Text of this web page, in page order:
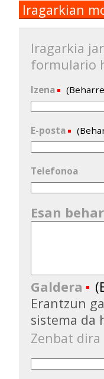
Iragarkian
Iragarkia
formulario
Izena
E-posta
Telefonoa
Esan
Galdera
Erantzun
sistema da
Zenbat